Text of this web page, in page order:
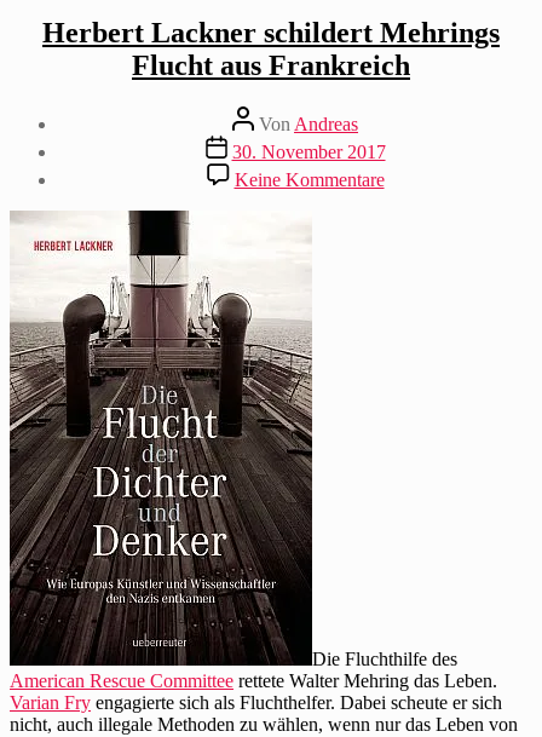
Herbert Lackner schildert Mehrings
Flucht aus Frankreich
Beitragsautor
Von Andreas
Beitragsdatum
30. November 2017
Keine Kommentarezu
Herbert
Die Fluchthilfe des
American Rescue Committee rettete Walter Mehring das Leben.
Varian Fry engagierte sich als Fluchthelfer. Dabei scheute er sich
nicht, auch illegale Methoden zu wählen, wenn nur das Leben von